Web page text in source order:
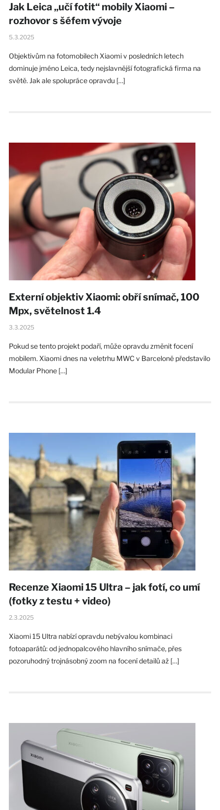
Jak Leica „učí fotit“ mobily Xiaomi –
rozhovor s šéfem vývoje
5.3.2025
Objektivům na fotomobilech Xiaomi v posledních letech
dominuje jméno Leica, tedy nejslavnější fotografická firma na
světě. Jak ale spolupráce opravdu […]
Externí objektiv Xiaomi: obří snímač, 100
Mpx, světelnost 1.4
3.3.2025
Pokud se tento projekt podaří, může opravdu změnit focení
mobilem. Xiaomi dnes na veletrhu MWC v Barceloně představilo
Modular Phone […]
Recenze Xiaomi 15 Ultra – jak fotí, co umí
(fotky z testu + video)
2.3.2025
Xiaomi 15 Ultra nabízí opravdu nebývalou kombinaci
fotoaparátů: od jednopalcového hlavního snímače, přes
pozoruhodný trojnásobný zoom na focení detailů až […]